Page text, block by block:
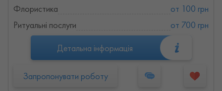
Флористика
от 100 грн
Ритуальні послуги
от 700 грн
Детальна інформація
Запропонувати роботу